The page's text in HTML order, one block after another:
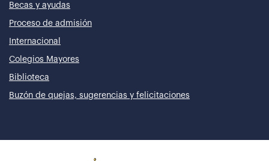
Becas y ayudas
Proceso de admisión
Internacional
Colegios Mayores
Biblioteca
Buzón de quejas, sugerencias y felicitaciones